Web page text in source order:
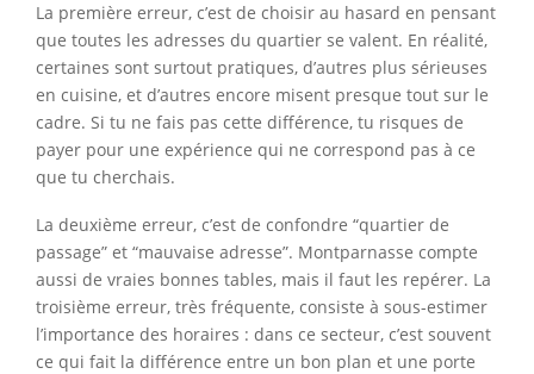
La première erreur, c’est de choisir au hasard en pensant
que toutes les adresses du quartier se valent. En réalité,
certaines sont surtout pratiques, d’autres plus sérieuses
en cuisine, et d’autres encore misent presque tout sur le
cadre. Si tu ne fais pas cette différence, tu risques de
payer pour une expérience qui ne correspond pas à ce
que tu cherchais.
La deuxième erreur, c’est de confondre “quartier de
passage” et “mauvaise adresse”. Montparnasse compte
aussi de vraies bonnes tables, mais il faut les repérer. La
troisième erreur, très fréquente, consiste à sous-estimer
l’importance des horaires : dans ce secteur, c’est souvent
ce qui fait la différence entre un bon plan et une porte